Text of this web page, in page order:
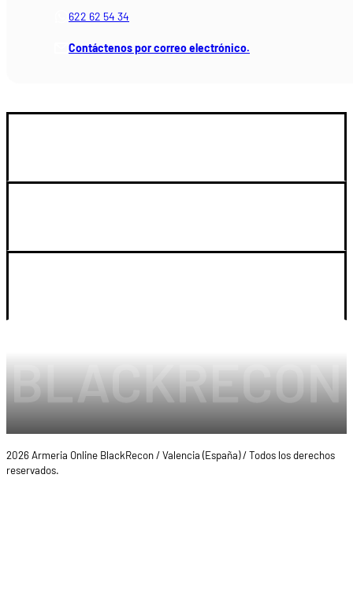
622 62 54 34
Contáctenos por correo electrónico.
2026 Armeria Online BlackRecon / Valencia (España) / Todos los derechos
reservados.